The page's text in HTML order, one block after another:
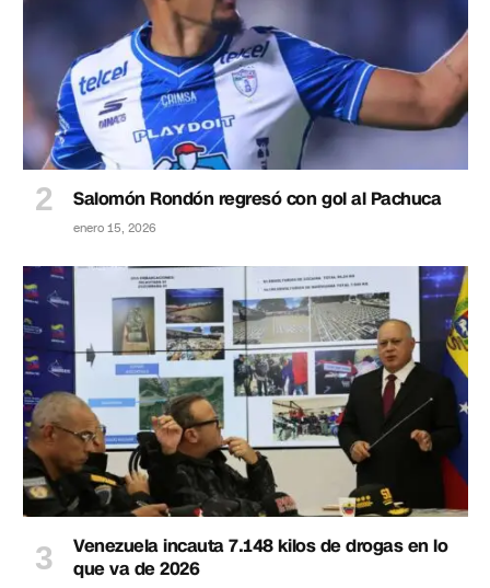
Salomón Rondón regresó con gol al Pachuca
enero 15, 2026
Venezuela incauta 7.148 kilos de drogas en lo
que va de 2026